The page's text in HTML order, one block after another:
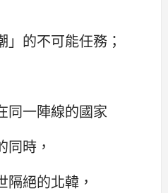
的不可能任務；
同一陣線的國家
同時，
絕的北韓，